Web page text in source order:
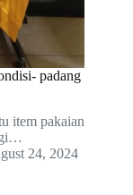
padang
item pakaian
24, 2024